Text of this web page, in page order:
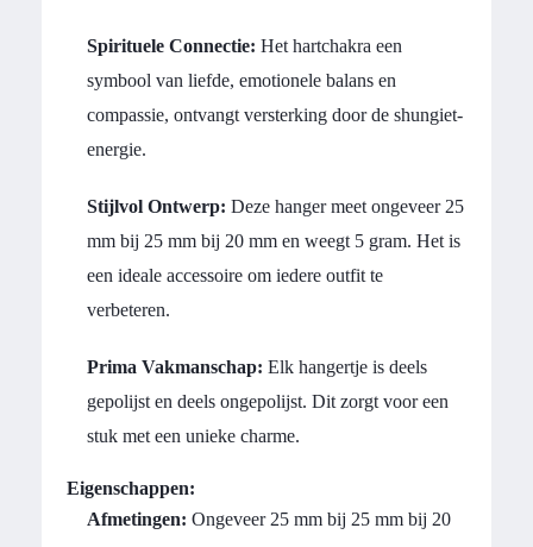
Spirituele Connectie: Het hartchakra een
symbool van liefde, emotionele balans en
compassie, ontvangt versterking door de shungiet-
energie.
Stijlvol Ontwerp: Deze hanger meet ongeveer 25
mm bij 25 mm bij 20 mm en weegt 5 gram. Het is
een ideale accessoire om iedere outfit te
verbeteren.
Prima Vakmanschap: Elk hangertje is deels
gepolijst en deels ongepolijst. Dit zorgt voor een
stuk met een unieke charme.
Eigenschappen:
Afmetingen: Ongeveer 25 mm bij 25 mm bij 20